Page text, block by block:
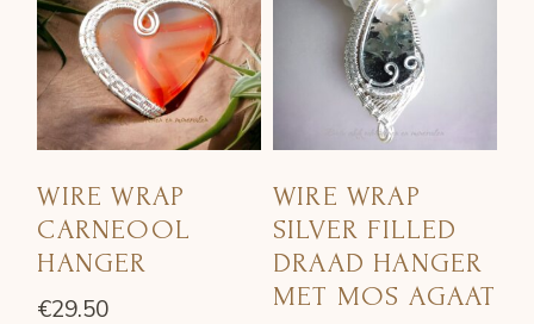
WIRE WRAP
CARNEOOL
HANGER
€29.50
WIRE WRAP
SILVER FILLED
DRAAD HANGER
MET MOS AGAAT